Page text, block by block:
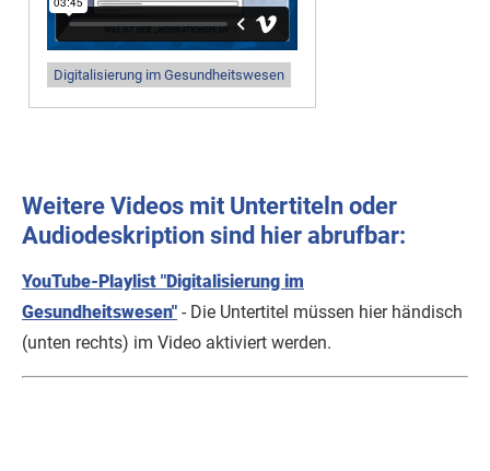
Digitalisierung im Gesundheitswesen
Weitere Videos mit Untertiteln oder
Audiodeskription sind hier abrufbar:
YouTube-Playlist "Digitalisierung im
Gesundheitswesen" - Die Untertitel müssen hier händisch
(unten rechts) im Video aktiviert werden.